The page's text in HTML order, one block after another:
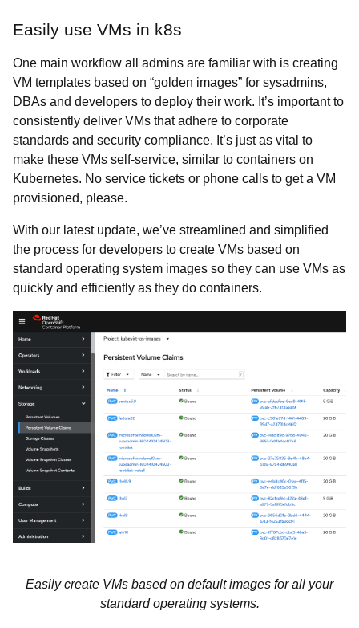
Easily use VMs in k8s
One main workflow all admins are familiar with is creating
VM templates based on “golden images” for sysadmins,
DBAs and developers to deploy their work. It’s important to
consistently deliver VMs that adhere to corporate
standards and security compliance. It’s just as vital to
make these VMs self-service, similar to containers on
Kubernetes. No service tickets or phone calls to get a VM
provisioned, please.
With our latest update, we’ve streamlined and simplified
the process for developers to create VMs based on
standard operating system images so they can use VMs as
quickly and efficiently as they do containers.
Easily create VMs based on default images for all your
standard operating systems.